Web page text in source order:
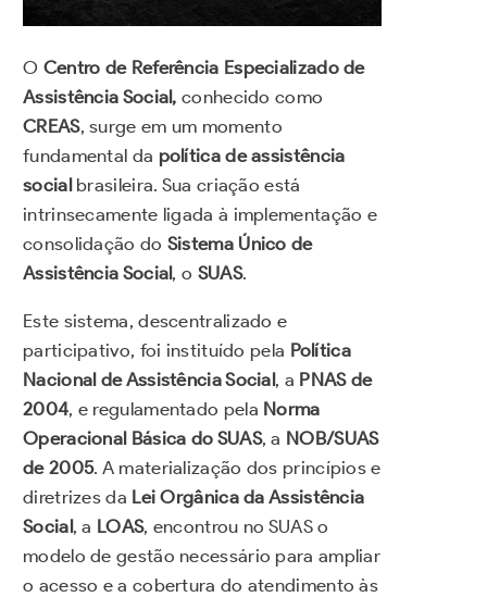
O Centro de Referência Especializado de
Assistência Social,conhecido como
CREAS, surge em um momento
fundamental da política de assistência
socialbrasileira. Sua criação está
intrinsecamente ligada à implementação e
consolidação do Sistema Único de
Assistência Social, o SUAS.
Este sistema, descentralizado e
participativo, foi instituído pela Política
Nacional de Assistência Social, a PNAS de
2004, e regulamentado pela Norma
Operacional Básica do SUAS, a NOB/SUAS
de 2005. A materialização dos princípios e
diretrizes da Lei Orgânica da Assistência
Social, a LOAS, encontrou no SUAS o
modelo de gestão necessário para ampliar
o acesso e a cobertura do atendimento às